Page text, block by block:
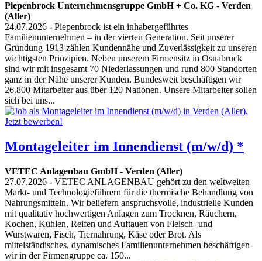
Piepenbrock Unternehmensgruppe GmbH + Co. KG - Verden
(Aller)
24.07.2026 - Piepenbrock ist ein inhabergeführtes
Familienunternehmen – in der vierten Generation. Seit unserer
Gründung 1913 zählen Kundennähe und Zuverlässigkeit zu unseren
wichtigsten Prinzipien. Neben unserem Firmensitz in Osnabrück
sind wir mit insgesamt 70 Niederlassungen und rund 800 Standorten
ganz in der Nähe unserer Kunden. Bundesweit beschäftigen wir
26.800 Mitarbeiter aus über 120 Nationen. Unsere Mitarbeiter sollen
sich bei uns...
Montageleiter im Innendienst (m/w/d) *
VETEC Anlagenbau GmbH- Verden (Aller)
27.07.2026 - VETEC ANLAGENBAU gehört zu den weltweiten
Markt- und Technologieführern für die thermische Behandlung von
Nahrungsmitteln. Wir beliefern anspruchsvolle, industrielle Kunden
mit qualitativ hochwertigen Anlagen zum Trocknen, Räuchern,
Kochen, Kühlen, Reifen und Auftauen von Fleisch- und
Wurstwaren, Fisch, Tiernahrung, Käse oder Brot. Als
mittelständisches, dynamisches Familienunternehmen beschäftigen
wir in der Firmengruppe ca. 150...